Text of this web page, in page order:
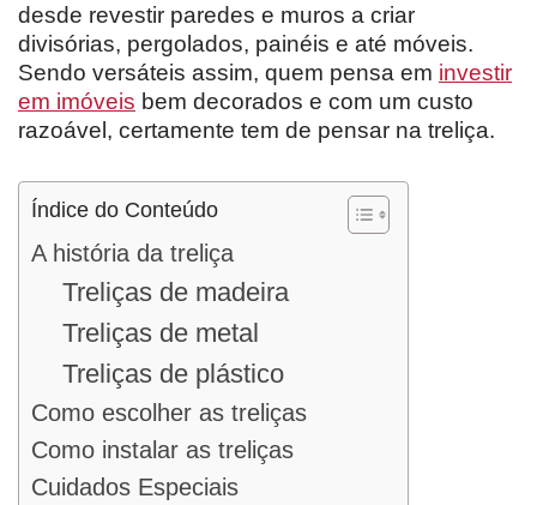
desde revestir paredes e muros a criar
divisórias, pergolados, painéis e até móveis.
Sendo versáteis assim, quem pensa em investir
em imóveis bem decorados e com um custo
razoável, certamente tem de pensar na treliça.
Índice do Conteúdo
A história da treliça
Treliças de madeira
Treliças de metal
Treliças de plástico
Como escolher as treliças
Como instalar as treliças
Cuidados Especiais